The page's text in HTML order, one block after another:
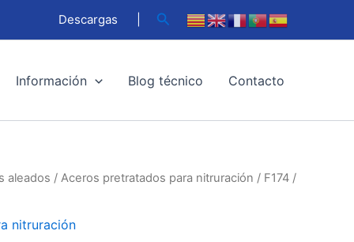
Descargas Buscar
Información Blog técnico Contacto
aleados / Aceros pretratados para nitruración / F174 /
nitruración